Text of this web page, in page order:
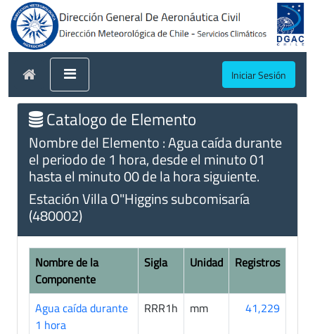
Iniciar Sesión
Catalogo de Elemento
Nombre del Elemento : Agua caída durante
el periodo de 1 hora, desde el minuto 01
hasta el minuto 00 de la hora siguiente.
Estación Villa O"Higgins subcomisaría
(480002)
Nombre de la
Componente
Sigla Unidad Registros
Agua caída durante
1 hora
RRR1h mm 41,229